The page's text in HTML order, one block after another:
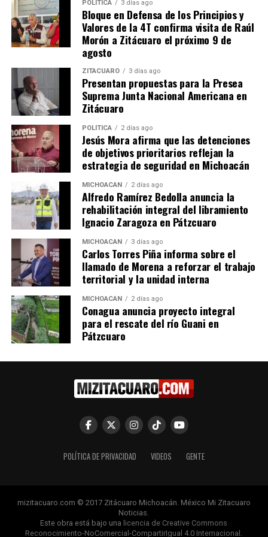
vida respondía al nombre de Josué Francisco Mellado
Cabrera, de 28 años de edad, originario de Ciudad
Madero, Tamaulipas, y vecino de esta ciudad, con
domicilio en la colonia centro, así mismo manifiesto
que la última vez que lo vio con vida fue el día de ayer
aproximadamente a las 14:00 horas, cuando salió del
domicilio.
Comparte con:
Me gusta esto:
Encuentran en carretera de Ciudad Hidalgo a un hombre
muerto de un balazo en la cabeza
Joven de 16 años de edad muere en accidente en Tuxpan
POLÍTICA 3 días ago
Bloque en Defensa de los Principios y
Valores de la 4T confirma visita de Raúl
Morón a Zitácuaro el próximo 9 de
agosto
ZITÁCUARO 3 días ago
Presentan propuestas para la Presea
Suprema Junta Nacional Americana en
Zitácuaro
POLÍTICA 2 días ago
Jesús Mora afirma que las detenciones
de objetivos prioritarios reflejan la
estrategia de seguridad en Michoacán
MICHOACÁN 2 días ago
Alfredo Ramírez Bedolla anuncia la
rehabilitación integral del libramiento
Ignacio Zaragoza en Pátzcuaro
MICHOACÁN 3 días ago
Carlos Torres Piña informa sobre el
llamado de Morena a reforzar el trabajo
territorial y la unidad interna
MICHOACÁN 2 días ago
Conagua anuncia proyecto integral
para el rescate del río Guani en
Pátzcuaro
POLÍTICA DE PRIVACIDAD VIDEOS GENTE
mizitacuaro.com © 2017 Zitácuaro Michoacán. México Mi Zitacuaro
Noticias.
Este obra está bajo una licencia de Creative Commons
Reconocimiento-NoComercial-CompartirIgual 4.0 Internacional